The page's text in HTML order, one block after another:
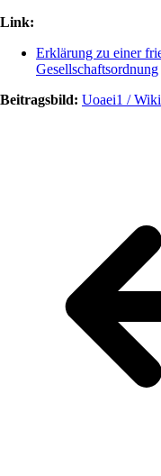
Link:
Erklärung zu einer
Gesellschaftsordnung
Beitragsbild: Uoaei1 /